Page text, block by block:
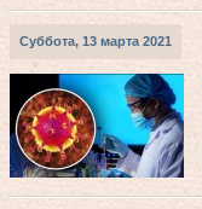
Суббота, 13 марта 2021